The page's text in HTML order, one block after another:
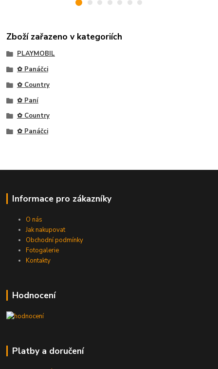
Zboží zařazeno v kategoriích
PLAYMOBIL
✿ Panáčci
✿ Country
✿ Paní
✿ Country
✿ Panáčci
Informace pro zákazníky
O nás
Jak nakupovat
Obchodní podmínky
Fotogalerie
Kontakty
Hodnocení
Platby a doručení